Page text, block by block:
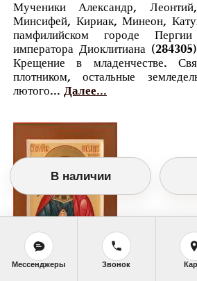
Мученики Александр,
Минсифей, Кириак, Минеон,
памфилийском городе
императора Диоклитиана
Крещение в младенчестве.
плотником, остальные
лютого... Далее...
Православный
В наличии
Мессенджеры Звонок